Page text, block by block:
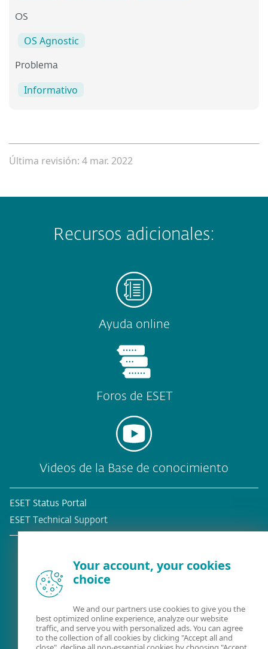
OS
OS Agnostic
Problema
Informativo
Última revisión: 4 mar. 2022
Recursos adicionales:
Ayuda online
Foros de ESET
Videos de la Base de conocimiento
ESET Status Portal
ESET Technical Support
Your account, your cookies
choice
We and our partners use cookies to give you the
best optimized online experience, analyze our website
traffic, and serve you with personalized ads. You can agree
to the collection of all cookies by clicking "Accept all and